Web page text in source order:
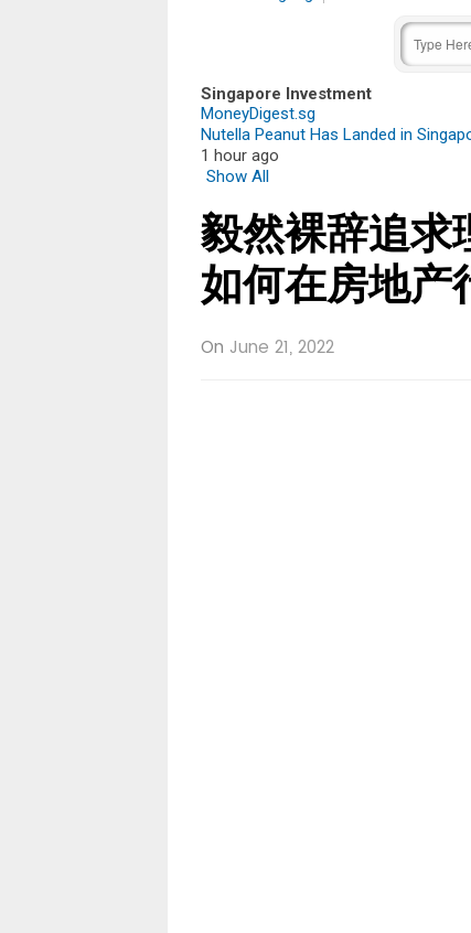
Singapore Investment
MoneyDigest.sg
Nutella Peanut Has Landed in
1 hour ago
Show All
毅然裸辞追求
如何在房地产
On June 21, 2022